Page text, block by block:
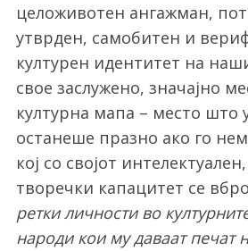
целоживотен ангажман,
утврден, самобитен и
културен идентитет на
свое заслужено, значајно
културна мапа – место што
останеше празно ако го
кој со својот
творечки капацитет се
ретки личности во
народи кои му даваат печат